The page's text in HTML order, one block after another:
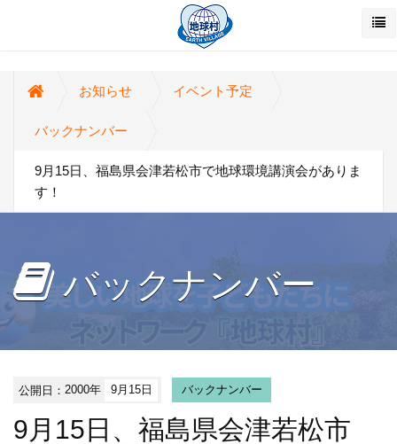
お知らせ イベント予定
バックナンバー
9月15日、福島県会津若松市で地球環境講演会がありま
す！
バックナンバー
公開日：2000年 9月15日 バックナンバー
9月15日、福島県会津若松市